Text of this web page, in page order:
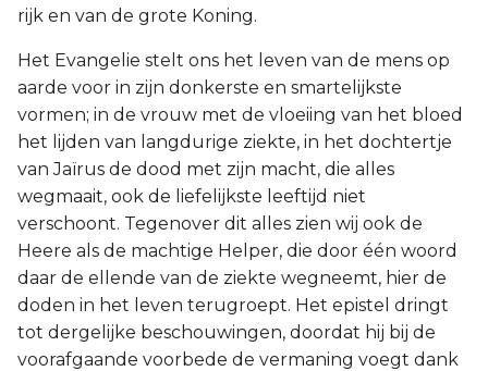
rijk en van de grote Koning.
Het Evangelie stelt ons het leven van de mens op
aarde voor in zijn donkerste en smartelijkste
vormen; in de vrouw met de vloeiing van het bloed
het lijden van langdurige ziekte, in het dochtertje
van Jaïrus de dood met zijn macht, die alles
wegmaait, ook de liefelijkste leeftijd niet
verschoont. Tegenover dit alles zien wij ook de
Heere als de machtige Helper, die door één woord
daar de ellende van de ziekte wegneemt, hier de
doden in het leven terugroept. Het epistel dringt
tot dergelijke beschouwingen, doordat hij bij de
voorafgaande voorbede de vermaning voegt dank